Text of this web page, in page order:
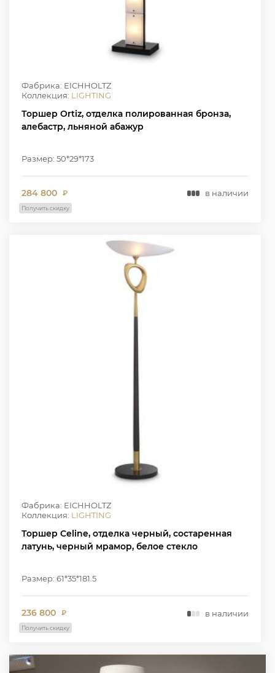
Фабрика: EICHHOLTZ
Коллекция: LIGHTING
Торшер Ortiz, отделка полированная бронза,
алебастр, льняной абажур
Размер: 50*29*173
284 800 ₽ в наличии
Получить скидку
Фабрика: EICHHOLTZ
Коллекция: LIGHTING
Торшер Celine, отделка черный, состаренная
латунь, черный мрамор, белое стекло
Размер: 61*35*181.5
236 800 ₽ в наличии
Получить скидку